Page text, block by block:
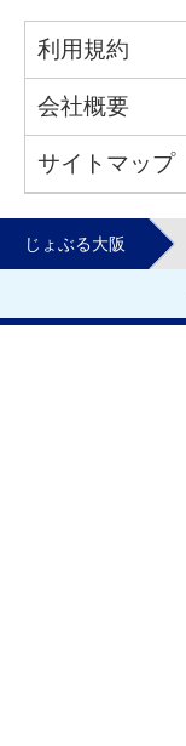
利用規約
会社概要
サイトマップ
じょぶる大阪